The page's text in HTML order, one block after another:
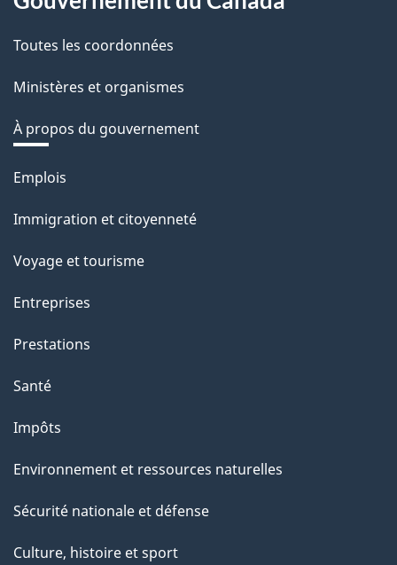
Toutes les coordonnées
Ministères et organismes
À propos du gouvernement
Thèmes
sujets
Emplois
Immigration et citoyenneté
Voyage et tourisme
Entreprises
Prestations
Santé
Impôts
Environnement et ressources naturelles
Sécurité nationale et défense
Culture, histoire et sport